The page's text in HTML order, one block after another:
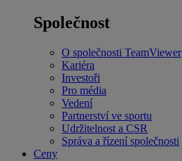
Společnost
O společnosti TeamViewer
Kariéra
Investoři
Pro média
Vedení
Partnerství ve sportu
Udržitelnost a CSR
Správa a řízení společnosti
Ceny